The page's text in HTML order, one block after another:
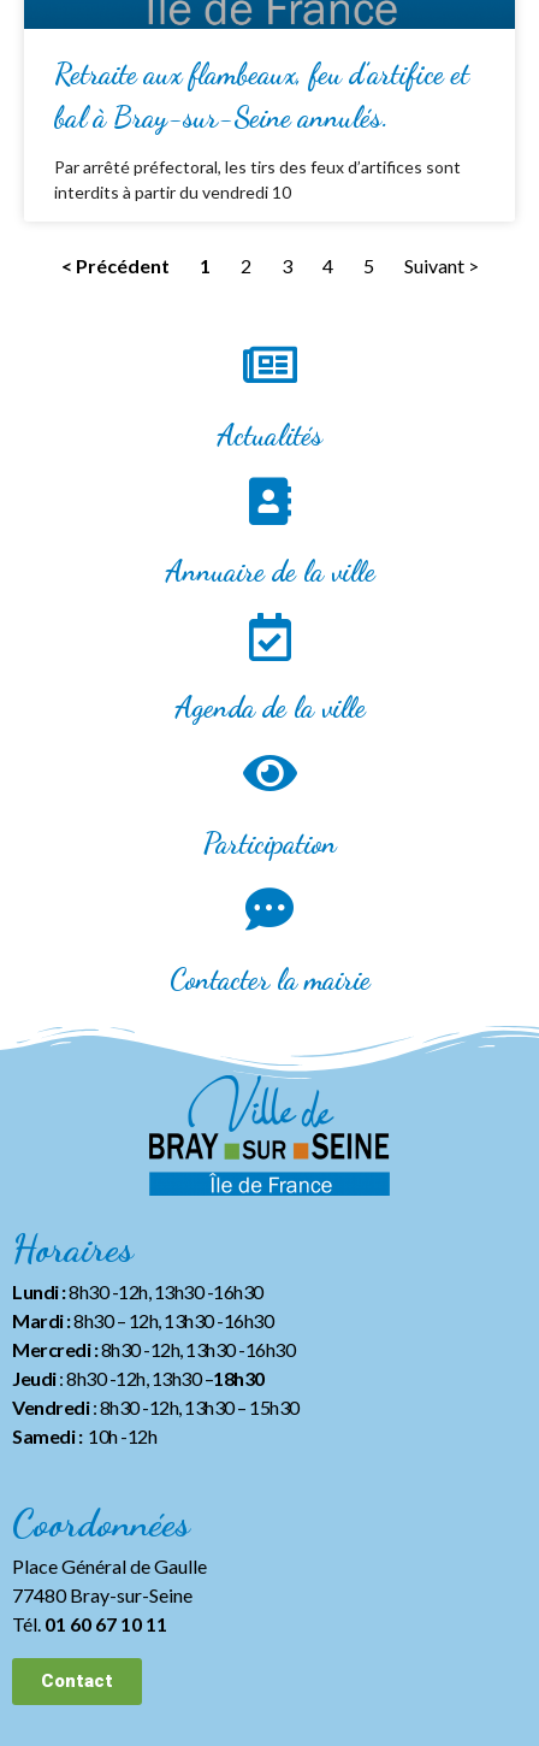
Retraite aux flambeaux, feu d’artifice et
bal à Bray-sur-Seine annulés.
Par arrêté préfectoral, les tirs des feux d’artifices sont
interdits à partir du vendredi 10
< Précédent 1 2 3 4 5 Suivant >
Actualités
Annuaire de la ville
Agenda de la ville
Participation
Contacter la mairie
Horaires
Lundi :8h30 -12h, 13h30 -16h30
Mardi :8h30 – 12h, 13h30 -16h30
Mercredi :8h30 -12h, 13h30 -16h30
Jeudi: 8h30 -12h, 13h30 –18h30
Vendredi: 8h30 -12h, 13h30– 15h30
Samedi :10h -12h
Coordonnées
Place Général de Gaulle
77480 Bray-sur-Seine
Tél. 01 60 67 10 11
Contact